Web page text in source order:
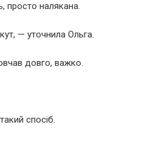
просто налякана.
— уточнила Ольга.
довго, важко.
спосіб.